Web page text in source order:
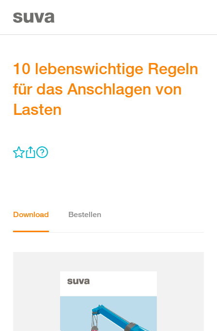
10 lebenswichtige Regeln
für das Anschlagen von
Lasten
Download Bestellen